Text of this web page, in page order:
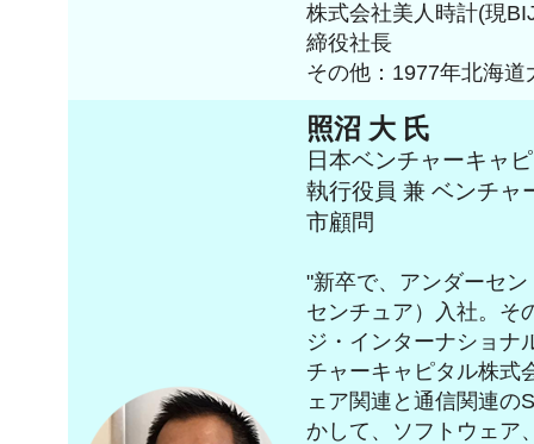
株式会社美人時計(現
締役社長
その他：1977年北海道
照沼 大 氏
日本ベンチャーキャ
執行役員 兼 ベンチ
市顧問
"新卒で、アンダーセ
センチュア）入社。そ
ジ・インターナショナ
チャーキャピタル株式
ェア関連と通信関連の
かして、ソフトウェア